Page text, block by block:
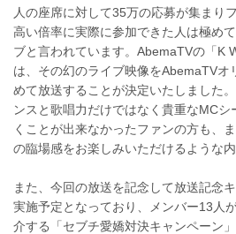
人の座席に対して35万の応募が集まり
高い倍率に実際に参加できた人は極め
ブと言われています。AbemaTVの「K
は、その幻のライブ映像をAbemaTVオ
めて放送することが決定いたしました
ンスと歌唱力だけではなく貴重なMC
くことが出来なかったファンの方も、
の臨場感をお楽しみいただけるような
また、今回の放送を記念して放送記念
実施予定となっており、メンバー13人
介する「セブチ愛嬌対決キャンペーン